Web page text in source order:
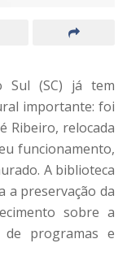
Sul (SC) já tem
importante: foi
Ribeiro, relocada
funcionamento,
A biblioteca
a preservação da
sobre a
programas e